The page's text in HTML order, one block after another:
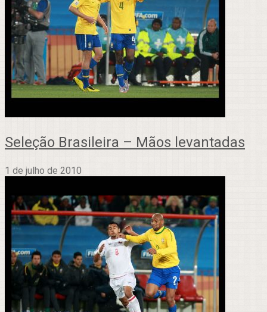
Seleção Brasileira – Mãos levantadas
1 de julho de 2010